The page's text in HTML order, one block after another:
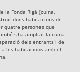
Fonda Rigà (cuina,
dues habitacions de
quatre persones que
s’ha ampliat la cuina
dels entrants i de
les habitacions amb el